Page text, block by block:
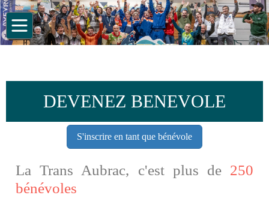
DEVENEZ BENEVOLE
S'inscrire en tant que bénévole
La Trans Aubrac, c'est plus de 250
bénévoles